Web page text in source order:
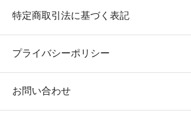
特定商取引法に基づく表記
プライバシーポリシー
お問い合わせ